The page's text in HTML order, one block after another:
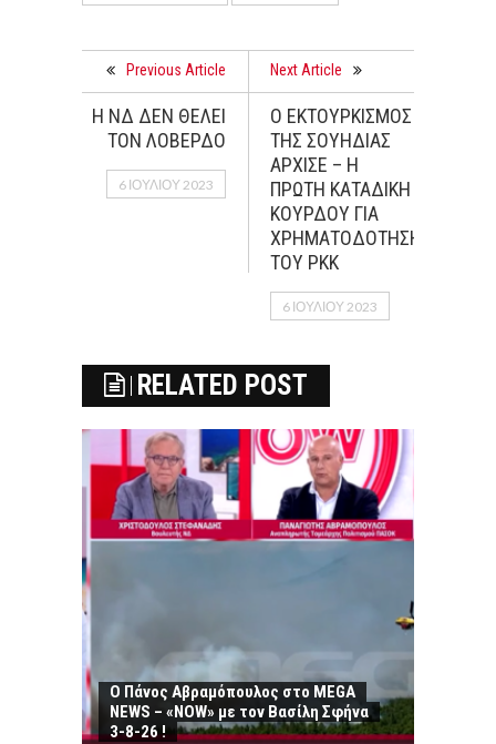
Previous Article
Η ΝΔ ΔΕΝ ΘΕΛΕΙ
ΤΟΝ ΛΟΒΕΡΔΟ
6 ΙΟΥΛΊΟΥ 2023
Next Article
Ο ΕΚΤΟΥΡΚΙΣΜΟΣ
ΤΗΣ ΣΟΥΗΔΙΑΣ
ΑΡΧΙΣΕ – Η
ΠΡΩΤΗ ΚΑΤΑΔΙΚΗ
ΚΟΥΡΔΟΥ ΓΙΑ
ΧΡΗΜΑΤΟΔΟΤΗΣΗ
ΤΟΥ ΡΚΚ
6 ΙΟΥΛΊΟΥ 2023
RELATED POST
Ο Πάνος Αβραμόπουλος στο MEGA
NEWS – «NOW» με τον Βασίλη Σφήνα
3-8-26 !